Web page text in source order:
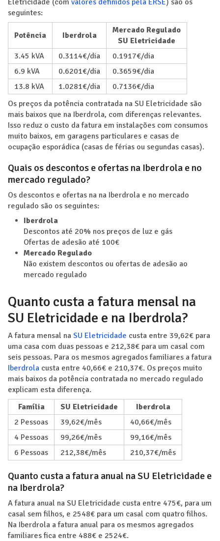
seguintes:
Potência Iberdrola
Mercado Regulado
SU Eletricidade
3.45 kVA
0.3114€/dia
0.1917€/dia
6.9 kVA
0.6201€/dia
0.3659€/dia
13.8 kVA
1.0281€/dia
0.7136€/dia
Os preços da potência contratada na SU Eletricidade são
mais baixos que na Iberdrola, com diferenças relevantes.
Isso reduz o custo da fatura em instalações com consumos
muito baixos, em garagens particulares e casas de
ocupação esporádica (casas de férias ou segundas casas).
Quais os descontos e ofertas na Iberdrola e no
mercado regulado?
Os descontos e ofertas na na Iberdrola e no mercado
regulado são os seguintes:
Iberdrola
Descontos até 20% nos preços de luz e gás
Ofertas de adesão até 100€
Mercado Regulado
Não existem descontos ou ofertas de adesão ao
mercado regulado
Quanto custa a fatura mensal na
SU Eletricidade e na Iberdrola?
A fatura mensal na SU Eletricidade custa entre 39,62€ para
uma casa com duas pessoas e 212,38€ para um casal com
seis pessoas. Para os mesmos agregados familiares a fatura
Iberdrola custa entre 40,66€ e 210,37€. Os preços muito
mais baixos da potência contratada no mercado regulado
explicam esta diferença.
Família
SU Eletricidade
Iberdrola
2 Pessoas
39,62€/mês
40,66€/mês
4 Pessoas
99,26€/mês
99,16€/mês
6 Pessoas
212,38€/mês 210,37€/mês
Quanto custa a fatura anual na SU Eletricidade e
na Iberdrola?
A fatura anual na SU Eletricidade custa entre 475€, para um
casal sem filhos, e 2548€ para um casal com quatro filhos.
Na Iberdrola a fatura anual para os mesmos agregados
familiares fica entre 488€ e 2524€.